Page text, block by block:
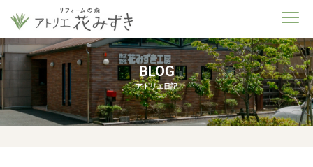
BLOG
アトリエ日記